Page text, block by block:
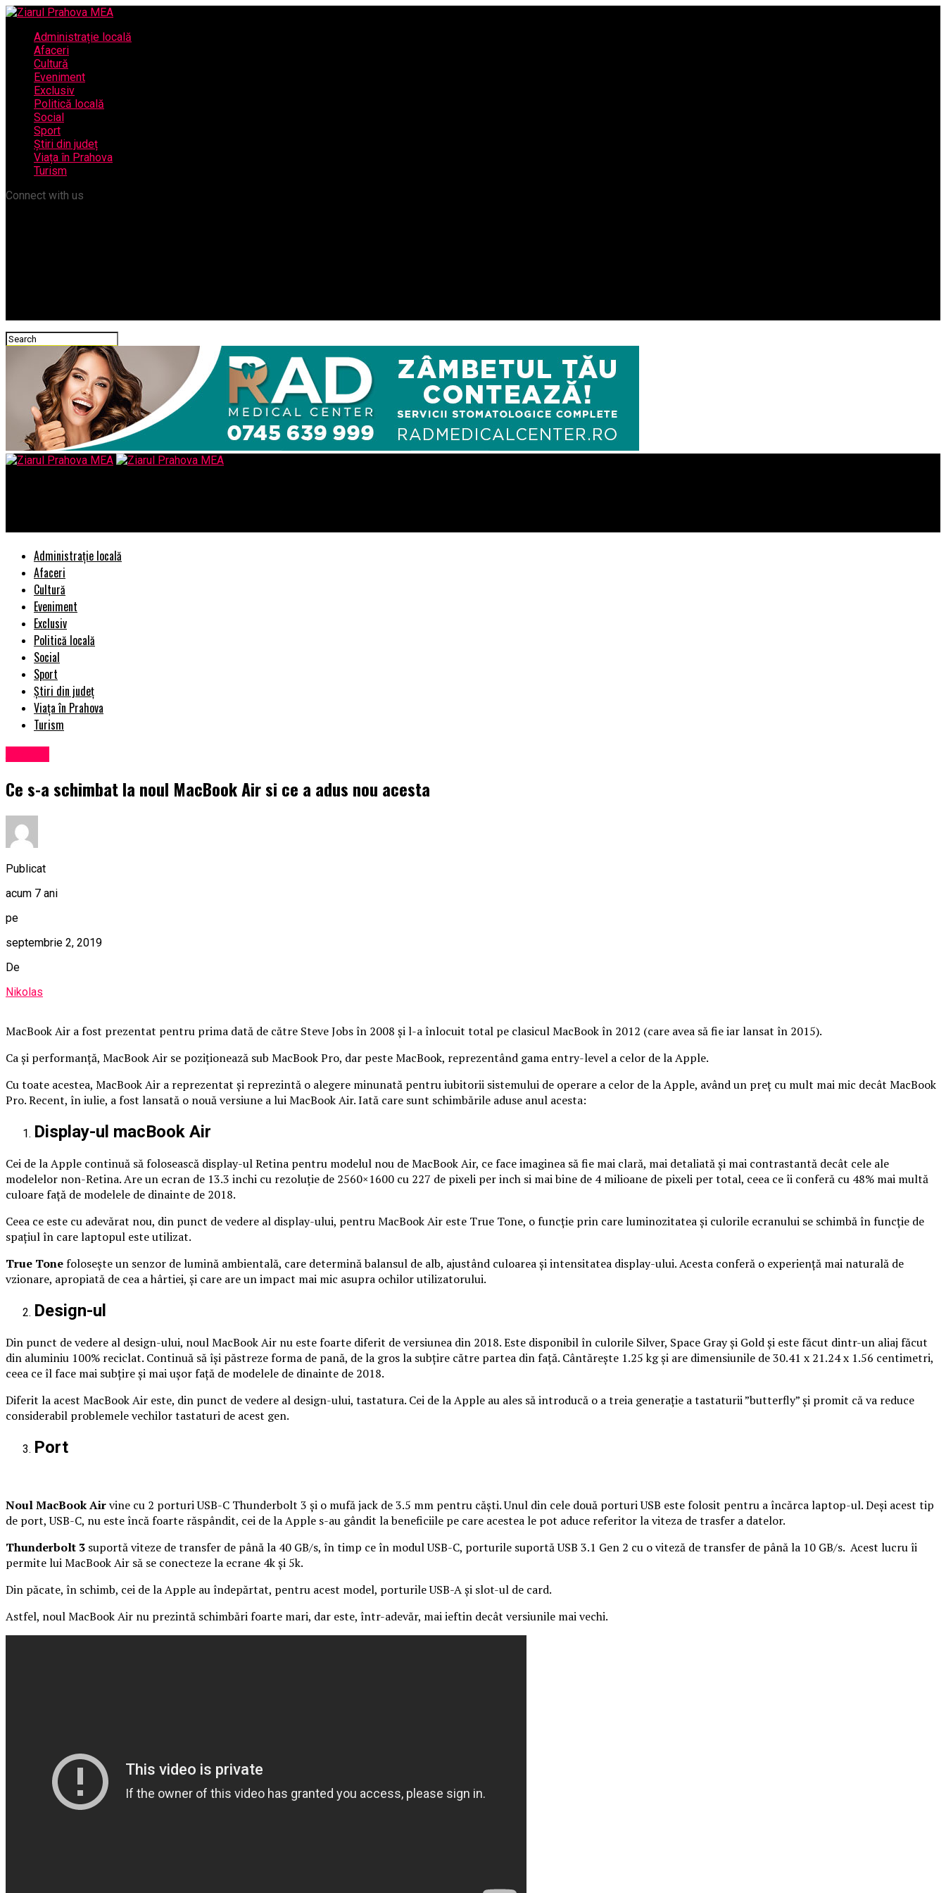
Administrație locală
Afaceri
Cultură
Eveniment
Exclusiv
Politică locală
Social
Sport
Știri din județ
Viața în Prahova
Turism
Connect with us
Administrație locală
Afaceri
Cultură
Eveniment
Exclusiv
Politică locală
Social
Sport
Știri din județ
Viața în Prahova
Turism
Ce s-a schimbat la noul MacBook Air si ce a adus nou acesta
Publicat
acum 7 ani
pe
septembrie 2, 2019
De
Nikolas
MacBook Air a fost prezentat pentru prima dată de către Steve Jobs în 2008 și l-a înlocuit total pe clasicul MacBook în 2012 (care avea să fie iar lansat în 2015).
Ca și performanță, MacBook Air se poziționează sub MacBook Pro, dar peste MacBook, reprezentând gama entry-level a celor de la Apple.
Cu toate acestea, MacBook Air a reprezentat și reprezintă o alegere minunată pentru iubitorii sistemului de operare a celor de la Apple, având un preț cu mult mai mic decât MacBook
Pro. Recent, în iulie, a fost lansată o nouă versiune a lui MacBook Air. Iată care sunt schimbările aduse anul acesta:
Display-ul macBook Air
Cei de la Apple continuă să folosească display-ul Retina pentru modelul nou de MacBook Air, ce face imaginea să fie mai clară, mai detaliată și mai contrastantă decât cele ale
modelelor non-Retina. Are un ecran de 13.3 inchi cu rezoluție de 2560×1600 cu 227 de pixeli per inch si mai bine de 4 milioane de pixeli per total, ceea ce îi conferă cu 48% mai multă
culoare față de modelele de dinainte de 2018.
Ceea ce este cu adevărat nou, din punct de vedere al display-ului, pentru MacBook Air este True Tone, o funcție prin care luminozitatea și culorile ecranului se schimbă în funcție de
spațiul în care laptopul este utilizat.
True Tonefolosește un senzor de lumină ambientală, care determină balansul de alb, ajustând culoarea și intensitatea display-ului. Acesta conferă o experiență mai naturală de
vzionare, apropiată de cea a hârtiei, și care are un impact mai mic asupra ochilor utilizatorului.
Design-ul
Din punct de vedere al design-ului, noul MacBook Air nu este foarte diferit de versiunea din 2018. Este disponibil în culorile Silver, Space Gray și Gold și este făcut dintr-un aliaj făcut
din aluminiu 100% reciclat. Continuă să își păstreze forma de pană, de la gros la subțire către partea din față. Cântărește 1.25 kg și are dimensiunile de 30.41 x 21.24 x 1.56 centimetri,
ceea ce îl face mai subțire și mai ușor față de modelele de dinainte de 2018.
Diferit la acest MacBook Air este, din punct de vedere al design-ului, tastatura. Cei de la Apple au ales să introducă o a treia generație a tastaturii ”butterfly” și promit că va reduce
considerabil problemele vechilor tastaturi de acest gen.
Port
Noul MacBook Airvine cu 2 porturi USB-C Thunderbolt 3 și o mufă jack de 3.5 mm pentru căști. Unul din cele două porturi USB este folosit pentru a încărca laptop-ul. Deși acest tip
de port, USB-C, nu este încă foarte răspândit, cei de la Apple s-au gândit la beneficiile pe care acestea le pot aduce referitor la viteza de trasfer a datelor.
Thunderbolt 3 suportă viteze de transfer de până la 40 GB/s, în timp ce în modul USB-C, porturile suportă USB 3.1 Gen 2 cu o viteză de transfer de până la 10 GB/s. Acest lucru îi
permite lui MacBook Air să se conecteze la ecrane 4k și 5k.
Din păcate, în schimb, cei de la Apple au îndepărtat, pentru acest model, porturile USB-A și slot-ul de card.
Astfel, noul MacBook Air nu prezintă schimbări foarte mari, dar este, într-adevăr, mai ieftin decât versiunile mai vechi.